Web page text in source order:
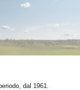
dal 1961.